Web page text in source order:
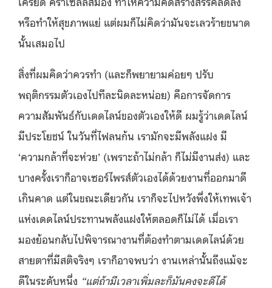
หรือทำให้สุขภาพแย่ แต่ผมก็ไม่คิดว่ามันจะเลวร้ายขนาด
นั้นเสมอไป
สิ่งที่ผมคิดว่าควรทำ (และก็พยายามค่อยๆ ปรับ
พฤติกรรมตัวเองไปทีละนิดละหน่อย) คือการจัดการ
ความสัมพันธ์กับเดดไลน์ของตัวเองให้ดี ผมรู้ว่าเดดไลน์
มีประโยชน์ ในวันที่ไฟลนก้น เรามักจะมีพลังแฝง มี
‘ความกล้าที่จะห่วย’ (เพราะถ้าไม่กล้า ก็ไม่มีงานส่ง) และ
บางครั้งเราก็อาจเซอร์ไพรส์ตัวเองได้ด้วยงานที่ออกมาดี
เกินคาด แต่ในขณะเดียวกัน เราก็จะไปหวังพึ่งให้เทพเจ้า
แห่งเดดไลน์ประทานพลังแฝงให้ตลอดก็ไม่ได้ เมื่อเรา
มองย้อนกลับไปพิจารณางานที่ต้องทำตามเดดไลน์ด้วย
สายตาที่มีสติจริงๆ เราก็อาจพบว่า งานเหล่านั้นถึงแม้จะ
ดีในระดับหนึ่ง “แต่ถ้ามีเวลาเพิ่มละก็มันคงจะดีได้